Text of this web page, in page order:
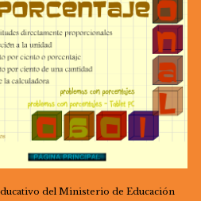
del Ministerio de Educación